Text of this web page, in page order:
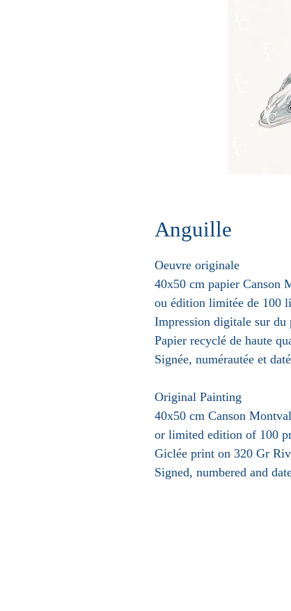
Anguille
Oeuvre originale
40x50 cm papier Canson
ou édition limitée de 100
Impression digitale sur
Papier recyclé de haute
Signée, numérautée et
Original Painting
40x50 cm Canson
or limited edition of 100
Giclée print on 320 Gr
Signed, numbered and